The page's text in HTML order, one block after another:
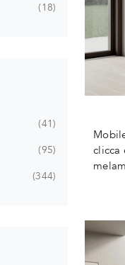
clicca
18
41
95
344